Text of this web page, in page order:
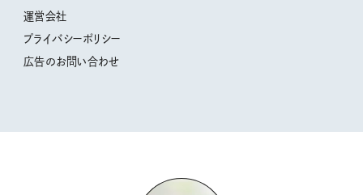
猫と一緒に心地いい暮らし
豆柴・まもるくんの旅日記
柳沢小実さんのお散歩するようなゆるり旅
valoさんのかわいいもの探し
コウケンテツのヒトワザ巡り
運営会社
プライバシーポリシー
広告のお問い合わせ